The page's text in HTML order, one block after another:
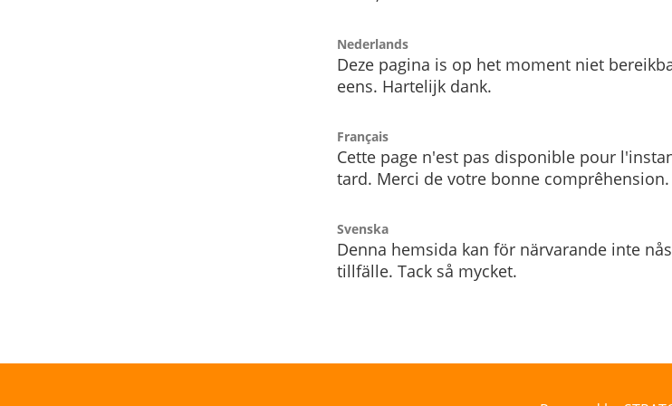
Nederlands
Deze pagina is op het moment niet
eens. Hartelijk dank.
Français
Cette page n'est pas disponible pour
tard. Merci de votre bonne comprêhension.
Svenska
Denna hemsida kan för närvarande inte
tillfälle. Tack så mycket.